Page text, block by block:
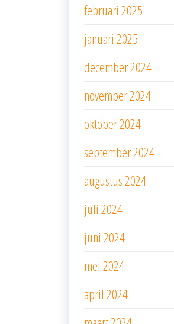
februari 2025
januari 2025
december 2024
november 2024
oktober 2024
september 2024
augustus 2024
juli 2024
juni 2024
mei 2024
april 2024